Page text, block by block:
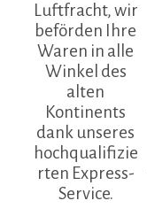
Luftfracht, wir
beförden Ihre
Waren in alle
Winkel des
alten
Kontinents
dank unseres
hochqualifizie
rten Express-
Service.